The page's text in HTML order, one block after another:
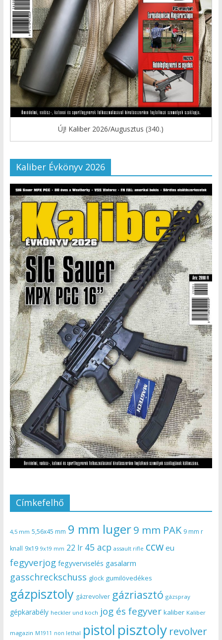
ÚJ! Kaliber 2026/Augusztus (340.)
Kaliber Évkönyv 2026
Címkefelhő
4,5 mm 5,56x45 mm 9 mm luger9 mm PAK 9 mm r
knall 9x19 9x19 mm 22 lr 45 acp assault rifle ccw eu
fegyverjog fegyverviselés gasalarm
gasschreckschuss glock gumilövedékes
gázpisztoly gázrevolver gázriasztó gázspray
gépkarabély heckler und koch jog és fegyver kaliber Kaliber
magazin M1911 non lethal pistol pisztoly revolver